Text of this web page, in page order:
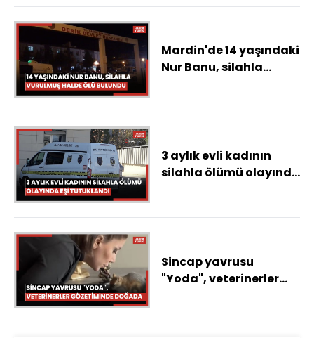
Mardin'de 14 yaşındaki
Nur Banu, silahla
3 aylık evli kadının
silahla ölümü olayında
Sincap yavrusu
"Yoda", veterinerler
öğreniyor